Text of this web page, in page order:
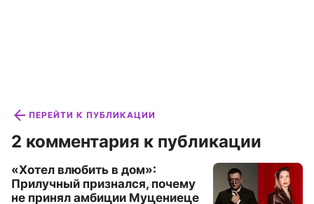
ПЕРЕЙТИ К ПУБЛИКАЦИИ
2 комментария к публикации
«Хотел влюбить в дом»:
Прилучный признался, почему
не принял амбиции Муцениеце